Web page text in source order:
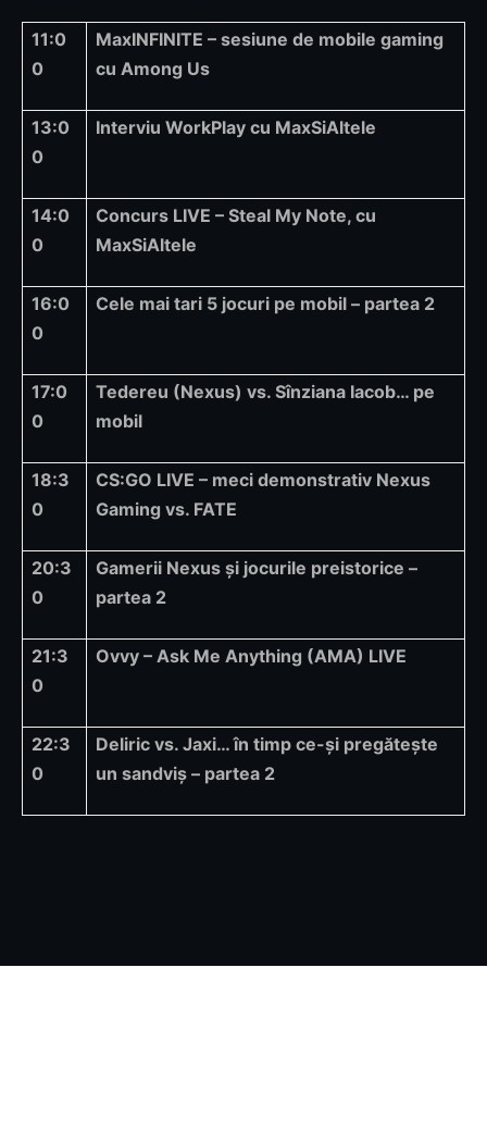
11:0
0
MaxINFINITE – sesiune de mobile gaming
cu Among Us
13:0
0
Interviu WorkPlay cu MaxSiAltele
14:0
0
Concurs LIVE – Steal My Note, cu
MaxSiAltele
16:0
0
Cele mai tari 5 jocuri pe mobil – partea 2
17:0
0
Tedereu (Nexus) vs. Sînziana Iacob… pe
mobil
18:3
0
CS:GO LIVE – meci demonstrativ Nexus
Gaming vs. FATE
20:3
0
Gamerii Nexus și jocurile preistorice –
partea 2
21:3
0
Ovvy – Ask Me Anything (AMA) LIVE
22:3
0
Deliric vs. Jaxi… în timp ce-și pregătește
un sandviș – partea 2